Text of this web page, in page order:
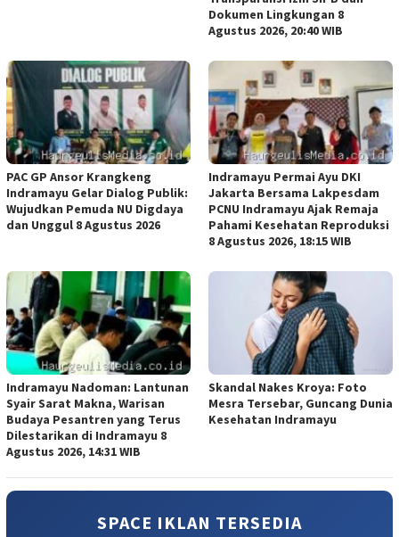
Dokumen Lingkungan 8
Agustus 2026, 20:40 WIB
PAC GP Ansor Krangkeng
Indramayu Gelar Dialog Publik:
Wujudkan Pemuda NU Digdaya
dan Unggul 8 Agustus 2026
Indramayu Permai Ayu DKI
Jakarta Bersama Lakpesdam
PCNU Indramayu Ajak Remaja
Pahami Kesehatan Reproduksi
8 Agustus 2026, 18:15 WIB
Indramayu Nadoman: Lantunan
Syair Sarat Makna, Warisan
Budaya Pesantren yang Terus
Dilestarikan di Indramayu 8
Agustus 2026, 14:31 WIB
Skandal Nakes Kroya: Foto
Mesra Tersebar, Guncang Dunia
Kesehatan Indramayu
SPACE IKLAN TERSEDIA